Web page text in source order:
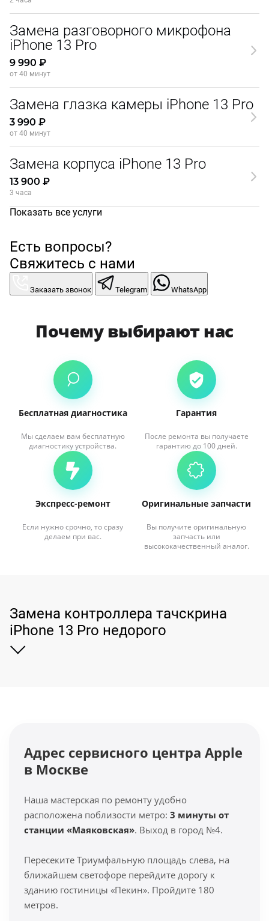
Замена разговорного микрофона
iPhone 13 Pro
9 990 ₽
от 40 минут
Замена глазка камеры iPhone 13 Pro
3 990 ₽
от 40 минут
Замена корпуса iPhone 13 Pro
13 900 ₽
3 часа
Показать все услуги
Есть вопросы?
Свяжитесь с нами
Заказать звонок Telegram WhatsApp
Почему выбирают нас
Бесплатная диагностика
Мы сделаем вам бесплатную
диагностику устройства.
Гарантия
После ремонта вы получаете
гарантию до 100 дней.
Экспресс-ремонт
Если нужно срочно, то сразу
делаем при вас.
Оригинальные запчасти
Вы получите оригинальную
запчасть или
высококачественный аналог.
Замена контроллера тачскрина
iPhone 13 Pro недорого
Адрес сервисного центра Apple
в Москве
Наша мастерская по ремонту удобно
расположена поблизости метро: 3 минуты от
станции «Маяковская». Выход в город №4.
Пересеките Триумфальную площадь слева, на
ближайшем светофоре перейдите дорогу к
зданию гостиницы «Пекин». Пройдите 180
метров.